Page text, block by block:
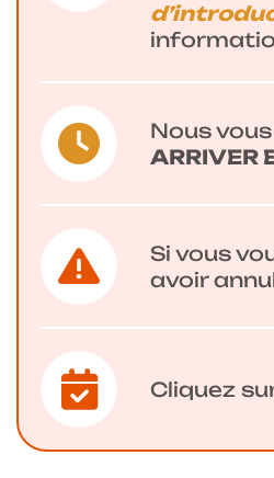
Nous
ARRIVER
Si vous
avoir
Cliquez